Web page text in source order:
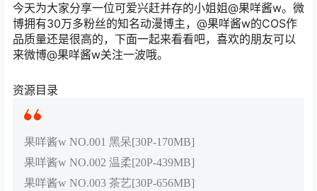
今天为大家分享一位可爱兴赶并存的小姐姐@果咩酱w。微
博拥有30万多粉丝的知名动漫博主，@果咩酱w的COS作
品质量还是很高的，下面一起来看看吧，喜欢的朋友可以
来微博@果咩酱w关注一波哦。
资源目录
果咩酱w NO.001 黑呆[30P-170MB]
果咩酱w NO.002 温柔[20P-439MB]
果咩酱w NO.003 茶艺[30P-656MB]